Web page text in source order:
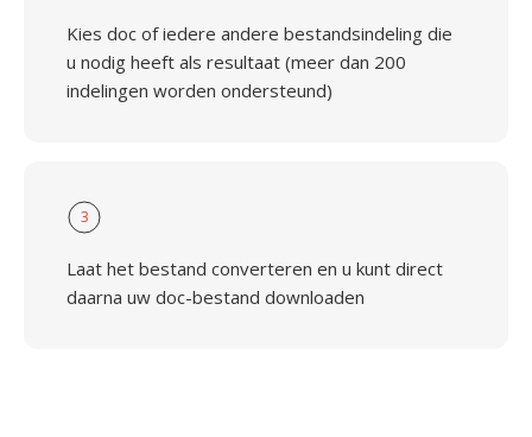
Kies doc of iedere andere bestandsindeling die
u nodig heeft als resultaat (meer dan 200
indelingen worden ondersteund)
3
Laat het bestand converteren en u kunt direct
daarna uw doc-bestand downloaden